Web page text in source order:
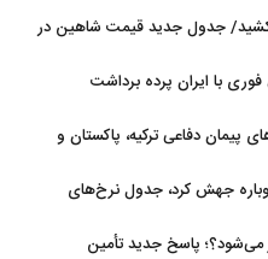
کشید/ جدول جدید قیمت شاهین در
فوری با ایران پرده برداشت
پیمان دفاعی ترکیه، پاکستان و
جهش کرد، جدول نرخ‌های
می‌شود؟؛ پاسخ جدید تأمین